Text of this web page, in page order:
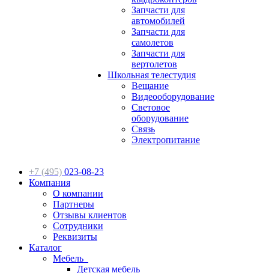
Запчасти для
автомобилей
Запчасти для
самолетов
Запчасти для
вертолетов
Школьная телестудия
Вещание
Видеооборудование
Световое
оборудование
Связь
Электропитание
+7 (495) 023-08-23
Компания
О компании
Партнеры
Отзывы клиентов
Сотрудники
Реквизиты
Каталог
Мебель
Детская мебель